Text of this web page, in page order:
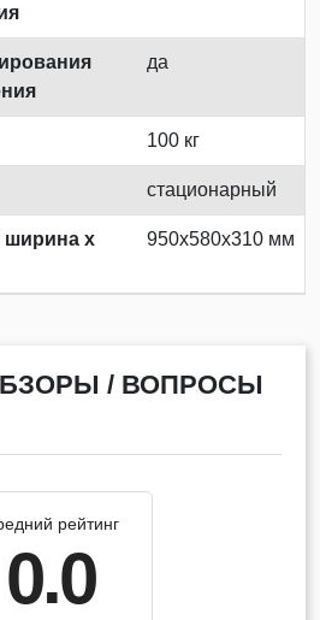
да
100 кг
стационарный
ширина х
950x580x310 мм
/ ВОПРОСЫ
рейтинг
0.0